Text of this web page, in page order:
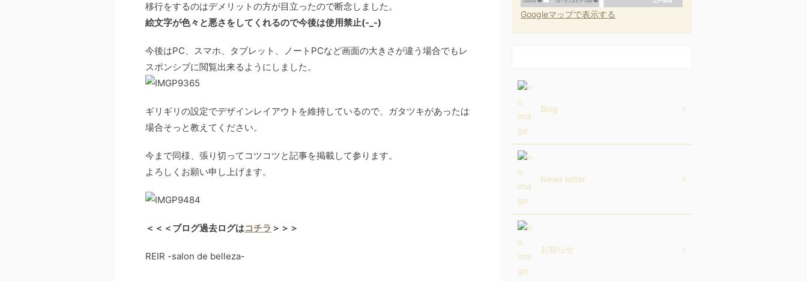
移行をするのはデメリットの方が目立ったので断念しました。
絵文字が色々と悪さをしてくれるので今後は使用禁止(-_-)
今後はPC、スマホ、タブレット、ノートPCなど画面の大きさが違う場合でもレ
スポンシブに閲覧出来るようにしました。
ギリギリの設定でデザインレイアウトを維持しているので、ガタツキがあったは
場合そっと教えてください。
今まで同様、張り切ってコツコツと記事を掲載して参ります。
よろしくお願い申し上げます。
＜＜＜ブログ過去ログはコチラ ＞＞＞
REIR -salon de belleza-
Googleマップで表示する
Blog
News letter
お知らせ